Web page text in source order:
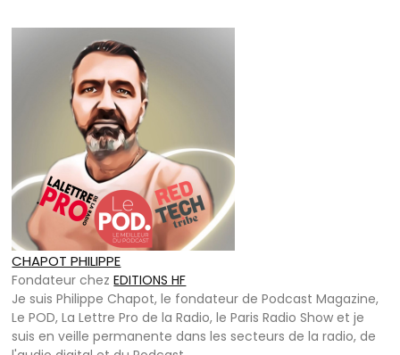
CHAPOT PHILIPPE
Fondateur chezEDITIONS HF
Je suis Philippe Chapot, le fondateur de Podcast Magazine,
Le POD, La Lettre Pro de la Radio, le Paris Radio Show et je
suis en veille permanente dans les secteurs de la radio, de